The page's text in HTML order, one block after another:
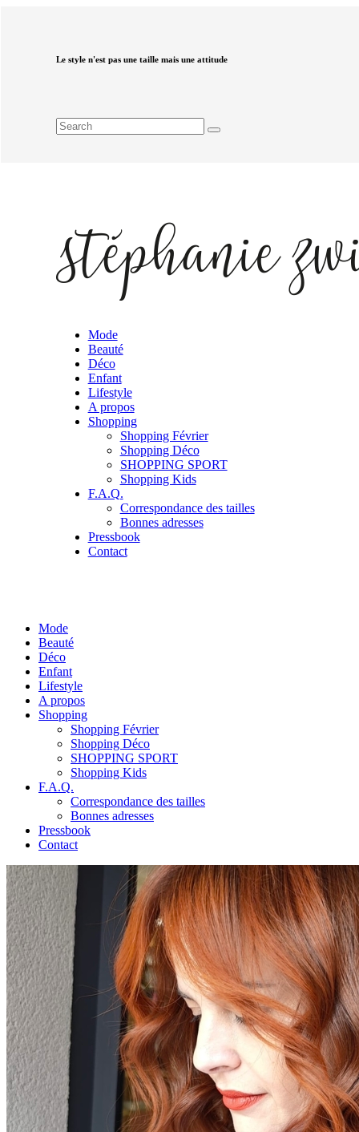
Le style n'est pas une taille mais une attitude
Mode
Beauté
Déco
Enfant
Lifestyle
A propos
Shopping
Shopping Février
Shopping Déco
SHOPPING SPORT
Shopping Kids
F.A.Q.
Correspondance des tailles
Bonnes adresses
Pressbook
Contact
Mode
Beauté
Déco
Enfant
Lifestyle
A propos
Shopping
Shopping Février
Shopping Déco
SHOPPING SPORT
Shopping Kids
F.A.Q.
Correspondance des tailles
Bonnes adresses
Pressbook
Contact